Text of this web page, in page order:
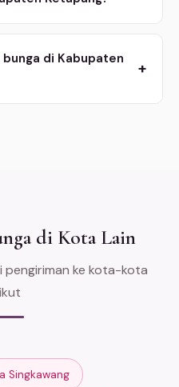
di Kabupaten
+
di Kota Lain
pengiriman ke kota-kota
Singkawang